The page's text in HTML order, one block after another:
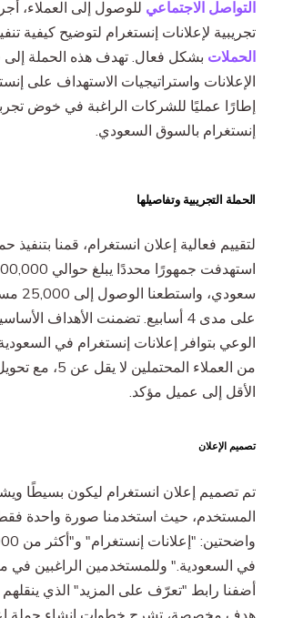
التواصل الاجتماعي للوصول إلى العملاء،
تجريبية لإعلانات إنستغرام لتوضيح كيفية
الحملات بشكل فعال. تهدف هذه الحملة
الإعلانات واستراتيجيات الاستهداف على
إطارًا عمليًا للشركات الراغبة في خوض
إنستغرام بالسوق السعودي.
الحملة التجريبية وتفاصيلها
لتقييم فعالية إعلان انستغرام، قمنا بتنفيذ
سعودي،
على مدى 4 أسابيع. تضمنت الأهداف
الوعي بتوافر إعلانات إنستغرام في
من العملاء
الأقل إلى عميل مؤكد.
تصميم الإعلان
تم تصميم إعلان انستغرام ليكون بسيطًا ويشد
المستخدم، حيث استخدمنا صورة واحدة
في السعودية." وللمستخدمين الراغبين في
أضفنا رابط "تعرّف على المزيد" الذي
هدف مخصصة، تشرح خطوات إنشاء حملة